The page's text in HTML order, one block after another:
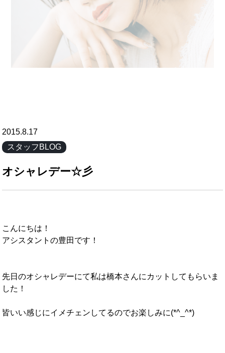
2015.8.17
スタッフBLOG
オシャレデー☆彡
こんにちは！
アシスタントの豊田です！
先日のオシャレデーにて私は橋本さんにカットしてもらいま
した！
皆いい感じにイメチェンしてるのでお楽しみに(*^_^*)